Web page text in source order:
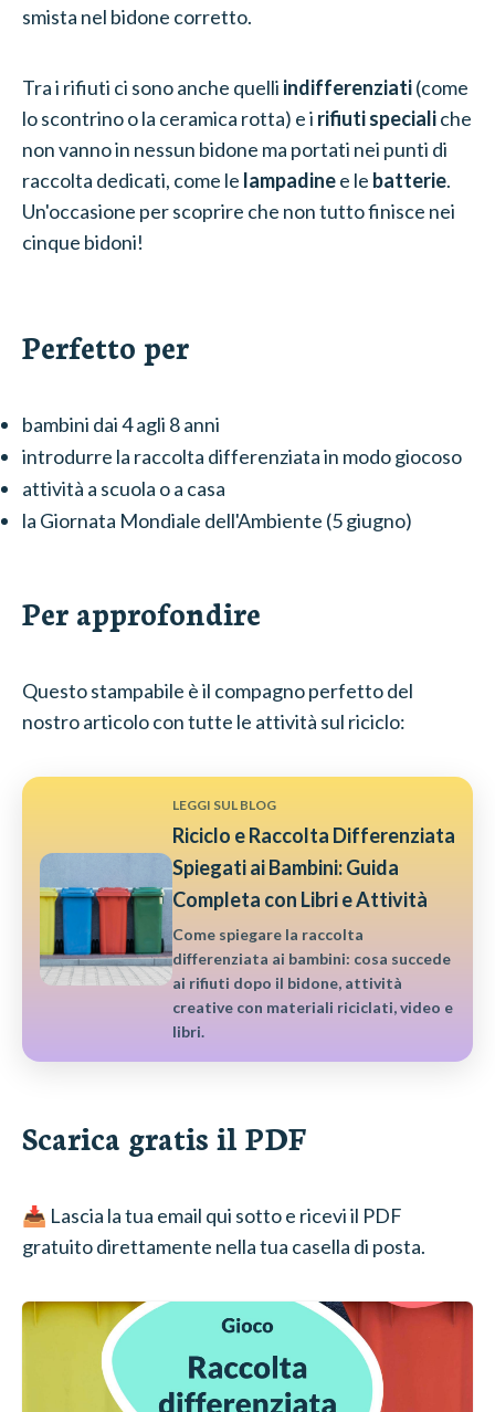
smista nel bidone corretto.
Tra i rifiuti ci sono anche quelli indifferenziati(come
lo scontrino o la ceramica rotta) e i rifiuti specialiche
non vanno in nessun bidone ma portati nei punti di
raccolta dedicati, come le lampadinee le batterie.
Un'occasione per scoprire che non tutto finisce nei
cinque bidoni!
Perfetto per
bambini dai 4 agli 8 anni
introdurre la raccolta differenziata in modo giocoso
attività a scuola o a casa
la Giornata Mondiale dell'Ambiente (5 giugno)
Per approfondire
Questo stampabile è il compagno perfetto del
nostro articolo con tutte le attività sul riciclo:
LEGGI SUL BLOG
Riciclo e Raccolta Differenziata
Spiegati ai Bambini: Guida
Completa con Libri e Attività
Come spiegare la raccolta
differenziata ai bambini: cosa succede
ai rifiuti dopo il bidone, attività
creative con materiali riciclati, video e
libri.
Scarica gratis il PDF
📥 Lascia la tua email qui sotto e ricevi il PDF
gratuito direttamente nella tua casella di posta.